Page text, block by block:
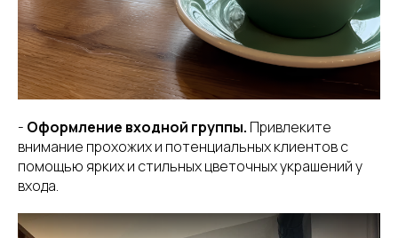
- Оформление входной группы. Привлеките
внимание прохожих и потенциальных клиентов с
помощью ярких и стильных цветочных украшений у
входа.